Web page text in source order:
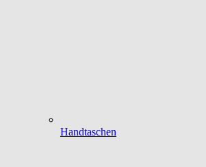
Handtaschen